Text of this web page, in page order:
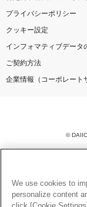
プライバシーポリシー
クッキー設定
インフォマティブデータ
ご契約方法
企業情報（コーポレート
©
このサイトに掲載されて
を問わず、著作権法の定
とを禁じます。
楽曲及びコンテンツは、
We use cookies to
personalize content